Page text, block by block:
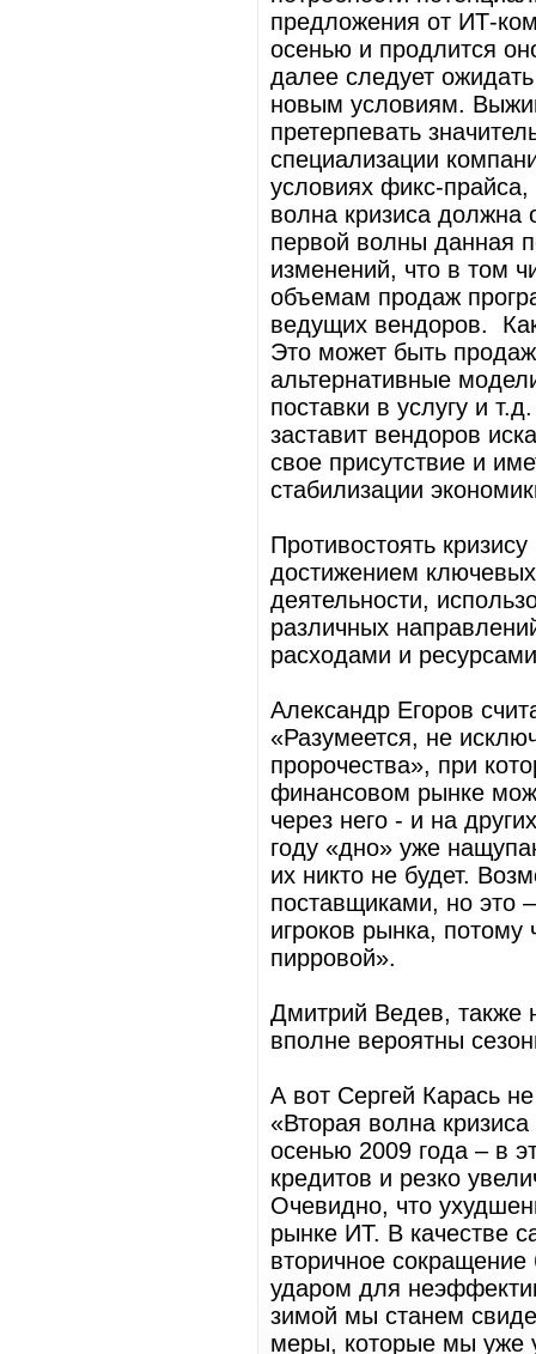
предложения от ИТ-
осенью и продлится
далее следует
новым условиям.
претерпевать
специализации
условиях фикс-
волна кризиса должна
первой волны данная
изменений, что в том
объемам продаж
ведущих вендоров.
Это может быть
альтернативные
поставки в услугу и
заставит вендоров
свое присутствие и
стабилизации
Противостоять
достижением ключевых
деятельности,
различных
расходами и
Александр Егоров
«Разумеется, не
пророчества», при
финансовом рынке
через него - и на
году «дно» уже
их никто не будет.
поставщиками, но это
игроков рынка, потому
пирровой».
Дмитрий Ведев, также
вполне вероятны
А вот Сергей Карась
«Вторая волна
осенью 2009 года – в
кредитов и резко
Очевидно, что
рынке ИТ. В качестве
вторичное
ударом для
зимой мы станем
меры, которые мы уже